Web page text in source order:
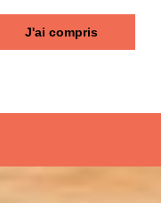
J'ai compris